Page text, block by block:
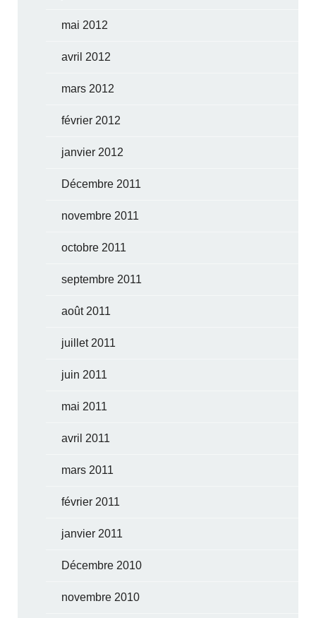
mai 2012
avril 2012
mars 2012
février 2012
janvier 2012
Décembre 2011
novembre 2011
octobre 2011
septembre 2011
août 2011
juillet 2011
juin 2011
mai 2011
avril 2011
mars 2011
février 2011
janvier 2011
Décembre 2010
novembre 2010